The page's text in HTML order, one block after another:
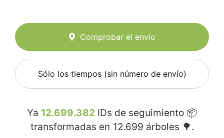
Comprobar el envío
Sólo los tiempos (sin número de envío)
Ya 12.699.382 IDs de seguimiento 📦
transformadas en 12.699 árboles 🌳.